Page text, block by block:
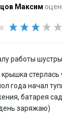
Максим
работы
стерлась
года начал
батарея
заряжаю)